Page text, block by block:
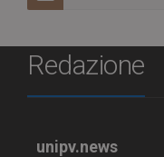
Redazione
unipv.news